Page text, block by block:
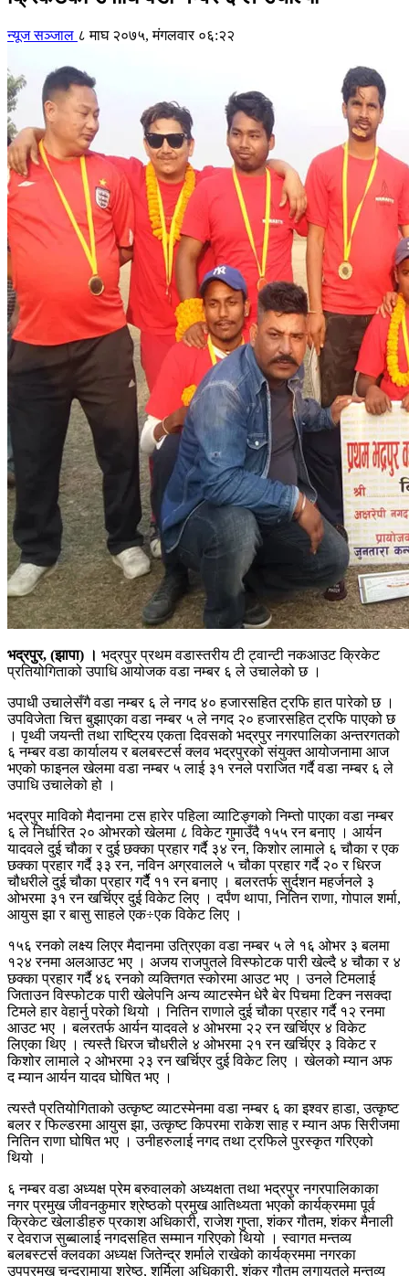
न्यूज सञ्जाल ८ माघ २०७५, मंगलवार ०६:२२
भद्रपुर, (झापा) । भद्रपुर प्रथम वडास्तरीय टी ट्वान्टी नकआउट क्रिकेट
प्रतियोगिताको उपाधि आयोजक वडा नम्बर ६ ले उचालेको छ ।
उपाधी उचालेसँगै वडा नम्बर ६ ले नगद ४० हजारसहित ट्रफि हात पारेको छ ।
उपविजेता चित्त बुझाएका वडा नम्बर ५ ले नगद २० हजारसहित ट्रफि पाएको छ
। पृथ्वी जयन्ती तथा राष्ट्रिय एकता दिवसको भद्रपुर नगरपालिका अन्तरगतको
६ नम्बर वडा कार्यालय र बलबस्टर्स क्लव भद्रपुरको संयुक्त आयोजनामा आज
भएको फाइनल खेलमा वडा नम्बर ५ लाई ३१ रनले पराजित गर्दै वडा नम्बर ६ ले
उपाधि उचालेको हो ।
भद्रपुर माविको मैदानमा टस हारेर पहिला व्याटिङ्गको निम्तो पाएका वडा नम्बर
६ ले निर्धारित २० ओभरको खेलमा ८ विकेट गुमाउँदै १५५ रन बनाए । आर्यन
यादवले दुई चौका र दुई छक्का प्रहार गर्दै ३४ रन, किशोर लामाले ६ चौका र एक
छक्का प्रहार गर्दै ३३ रन, नविन अग्रवालले ५ चौका प्रहार गर्दै २० र धिरज
चौधरीले दुई चौका प्रहार गर्दैै ११ रन बनाए । बलरतर्फ सुर्दशन महर्जनले ३
ओभरमा ३१ रन खर्चिएर दुई विकेट लिए । दर्पंण थापा, नितिन राणा, गोपाल शर्मा,
आयुस झा र बासु साहले एक÷एक विकेट लिए ।
१५६ रनको लक्ष्य लिएर मैदानमा उत्रिएका वडा नम्बर ५ ले १६ ओभर ३ बलमा
१२४ रनमा अलआउट भए । अजय राजपुतले विस्फोटक पारी खेल्दै ४ चौका र ४
छक्का प्रहार गर्दै ४६ रनको व्यक्तिगत स्कोरमा आउट भए । उनले टिमलाई
जिताउन विस्फोटक पारी खेलेपनि अन्य व्याटस्मेन धेरै बेर पिचमा टिक्न नसक्दा
टिमले हार वेहार्नु परेको थियो । नितिन राणाले दुई चौका प्रहार गर्दै १२ रनमा
आउट भए । बलरतर्फ आर्यन यादवले ४ ओभरमा २२ रन खर्चिएर ४ विकेट
लिएका थिए । त्यस्तै धिरज चौधरीले ४ ओभरमा २१ रन खर्चिएर ३ विकेट र
किशोर लामाले २ ओभरमा २३ रन खर्चिएर दुई विकेट लिए । खेलको म्यान अफ
द म्यान आर्यन यादव घोषित भए ।
त्यस्तै प्रतियोगिताको उत्कृष्ट व्याटस्मेनमा वडा नम्बर ६ का इश्वर हाडा, उत्कृष्ट
बलर र फिल्डरमा आयुस झा, उत्कृष्ट किपरमा राकेश साह र म्यान अफ सिरीजमा
नितिन राणा घोषित भए । उनीहरुलाई नगद तथा ट्रफिले पुरस्कृत गरिएको
थियो ।
६ नम्बर वडा अध्यक्ष प्रेम बरुवालको अध्यक्षता तथा भद्रपुर नगरपालिकाका
नगर प्रमुख जीवनकुमार श्रेष्ठको प्रमुख आतिथ्यता भएको कार्यक्रममा पूर्व
क्रिकेट खेलाडीहरु प्रकाश अधिकारी, राजेश गुप्ता, शंकर गौतम, शंकर मैनाली
र देवराज सुब्बालाई नगदसहित सम्मान गरिएको थियो । स्वागत मन्तव्य
बलबस्टर्स क्लवका अध्यक्ष जितेन्द्र शर्माले राखेको कार्यक्रममा नगरका
उपप्रमुख चन्द्रामाया श्रेष्ठ, शर्मिला अधिकारी, शंकर गौतम लगायतले मन्तव्य